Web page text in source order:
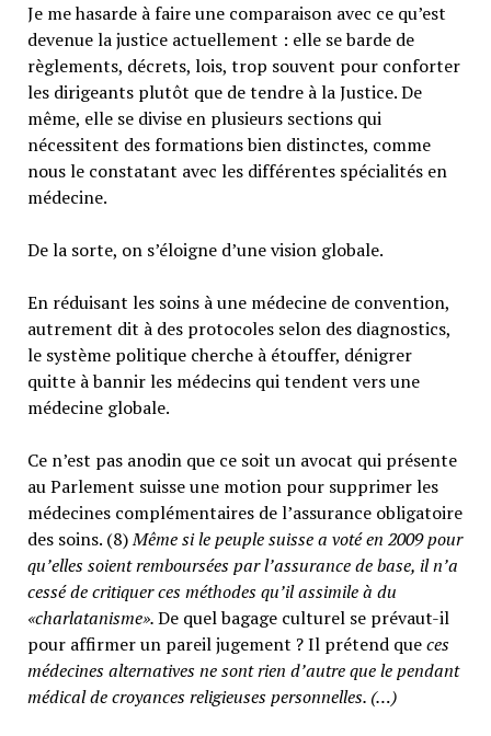
Je me hasarde à faire une comparaison avec ce qu’est
devenue la justice actuellement : elle se barde de
règlements, décrets, lois, trop souvent pour conforter
les dirigeants plutôt que de tendre à la Justice. De
même, elle se divise en plusieurs sections qui
nécessitent des formations bien distinctes, comme
nous le constatant avec les différentes spécialités en
médecine.
De la sorte, on s’éloigne d’une vision globale.
En réduisant les soins à une médecine de convention,
autrement dit à des protocoles selon des diagnostics,
le système politique cherche à étouffer, dénigrer
quitte à bannir les médecins qui tendent vers une
médecine globale.
Ce n’est pas anodin que ce soit un avocat qui présente
au Parlement suisse une motion pour supprimer les
médecines complémentaires de l’assurance obligatoire
des soins. (8)Même si le peuple suisse a voté en 2009 pour
qu’elles soient remboursées par l’assurance de base, il n’a
cessé de critiquer ces méthodes qu’il assimile à du
«charlatanisme».De quel bagage culturel se prévaut-il
pour affirmer un pareil jugement ? Il prétend queces
médecines alternatives ne sont rien d’autre que le pendant
médical de croyances religieuses personnelles. (…)